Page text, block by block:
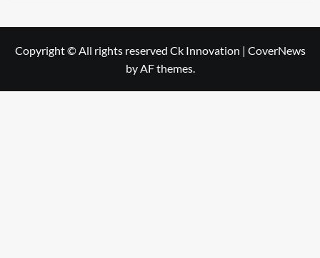
Copyright © All rights reserved Ck Innovation | CoverNews
by AF themes.